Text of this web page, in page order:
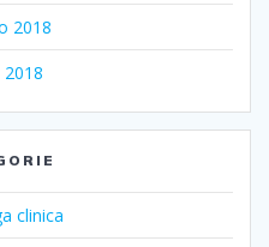
2018
2018
clinica